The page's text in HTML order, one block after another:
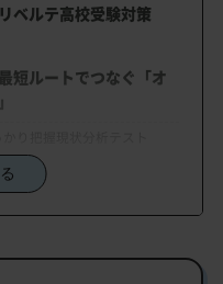
ベルテ高校受験対策
短ルートでつなぐ「オ
成果が出る！香ヶ丘リベル
カリキュラム